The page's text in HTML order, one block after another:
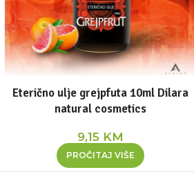
Eterično ulje grejpfuta 10ml Dilara
natural cosmetics
9,15 KM
PROČITAJ VIŠE